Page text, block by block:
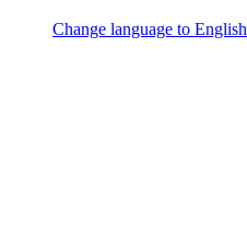
Change language to English